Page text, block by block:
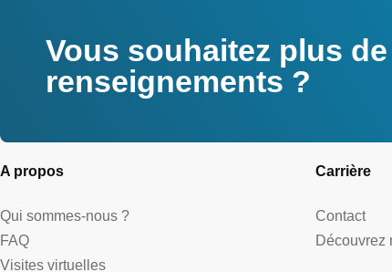
Vous souhaitez plus de
renseignements ?
A propos
Qui sommes-nous ?
FAQ
Visites virtuelles
Carrière
Contact
Découvrez